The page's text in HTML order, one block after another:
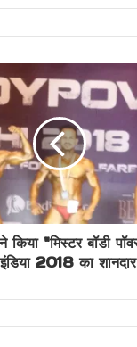
किया "मिस्टर बॉडी
2018 का